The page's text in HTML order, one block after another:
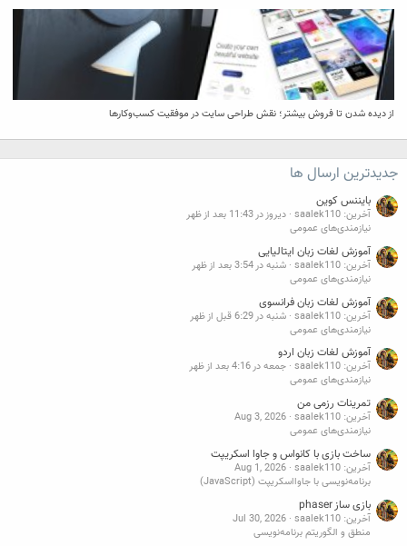
از دیده شدن تا فروش بیشتر؛ نقش طراحی سایت در موفقیت کسب‌وکارها
جدیدترین ارسال ها
بایننس کوین
آخرین: saalek110
دیروز در 11:43 بعد از ظهر
نیازمندی‌های عمومی
آموزش لغات زبان ایتالیایی
آخرین: saalek110
شنبه در 3:54 بعد از ظهر
نیازمندی‌های عمومی
آموزش لغات زبان فرانسوی
آخرین: saalek110
شنبه در 6:29 قبل از ظهر
نیازمندی‌های عمومی
آموزش لغات زبان اردو
آخرین: saalek110
جمعه در 4:16 بعد از ظهر
نیازمندی‌های عمومی
تمرینات رزمی من
آخرین: saalek110
Aug 3, 2026
نیازمندی‌های عمومی
ساخت بازی با کانواس و جاوا اسکریپت
آخرین: saalek110
Aug 1, 2026
برنامه‌نویسی با جاوااسکریپت (JavaScript)
بازی ساز phaser
آخرین: saalek110
Jul 30, 2026
منطق و الگوریتم برنامه‌نویسی